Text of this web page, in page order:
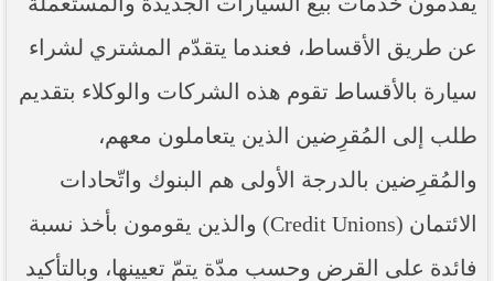
----- تصريح حول الأوضاع الراهنة في العراق
في كربلاء المقدسة فضيلة العلاّمة الشيخ عبد المهدي
) بعد سيطرة (داعش) على مناطق واسعة في محافظتي
نينوى وصلاح الدين وإعلانها أنها تستهدف بقية
المحافظات
بيان صادر من مكتب سماحة السيد السيستاني -دام ظلّه
- في النجف الأشرف حول التطورات الأمنية الأخيرة في
محافظة نينوى
عن طريق الأقساط، فعندما يتقدّم المشتري لشراء
سيارة بالأقساط تقوم هذه الشركات والوكلاء بتقديم
طلب إلى المُقرِضين الذين يتعاملون معهم،
والمُقرِضين بالدرجة الأولى هم البنوك واتّحادات
الائتمان (Credit Unions) والذين يقومون بأخذ نسبة
فائدة على القرض وحسب مدّة يتمّ تعيينها، وبالتأكيد